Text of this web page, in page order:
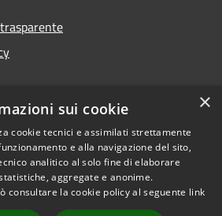
2025
Copyright © 2026 • Comune di
Osio Sotto • Powered by
×
sui cookie
cookie tecnici e assimilati strettamente
e alla navigazione del sito,
analitico al solo fine di elaborare
aggregate e anonime.
consultare la cookie policy al seguente link